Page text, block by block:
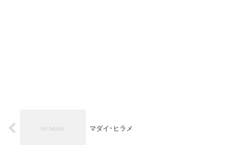
マダイ･ヒラメ